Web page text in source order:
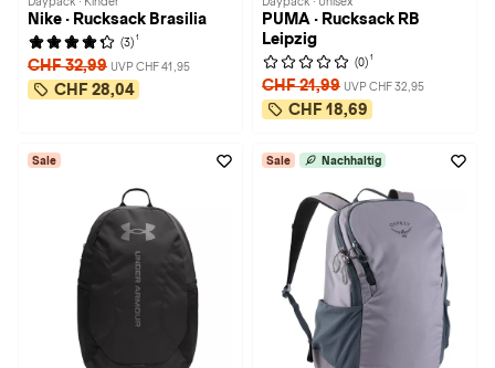
Nike · Rucksack Brasilia
(3) 1
CHF 32,99 UVP CHF 41,95
CHF 28,04
PUMA · Rucksack RB
Leipzig
(0) 1
CHF 21,99 UVP CHF 32,95
CHF 18,69
Sale Sale Nachhaltig